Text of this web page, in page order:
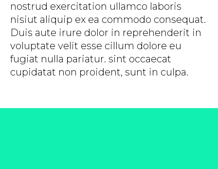
nostrud exercitation ullamco laboris
nisiut aliquip ex ea commodo consequat.
Duis aute irure dolor in reprehenderit in
voluptate velit esse cillum dolore eu
fugiat nulla pariatur. sint occaecat
cupidatat non proident, sunt in culpa.